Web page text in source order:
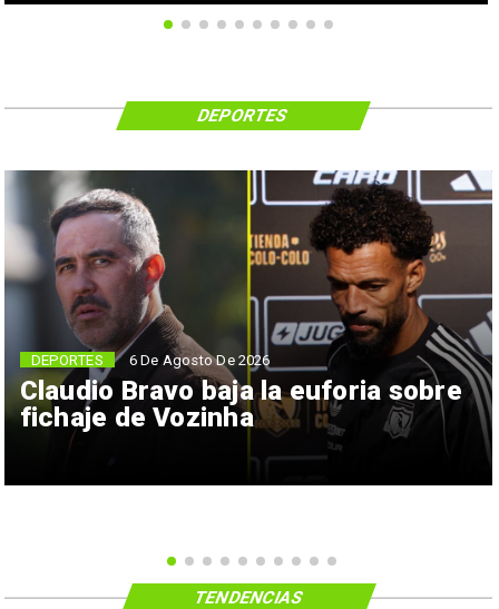
Claudio Bravo baja la euforia sobre
fichaje de Vozinha
DEPORTES 6 De Agosto De 2026
DEPORTES
TENDENCIAS